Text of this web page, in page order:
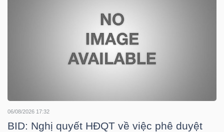
06/08/2026 17:32
BID: Nghị quyết HĐQT về việc phê duyệt
ĐÔNG
DƯƠNG